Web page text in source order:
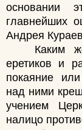
основании
главнейших
Андрея
Каким
еретиков и
покаяние
над ними
учением
налицо